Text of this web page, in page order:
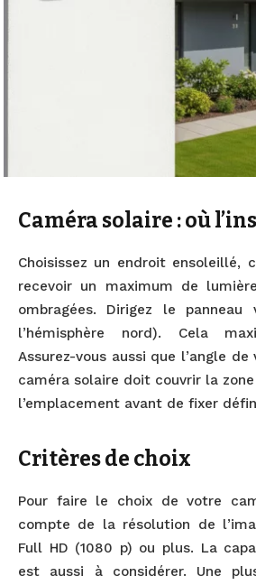
Caméra solaire : où
Choisissez un endroit ensoleillé,
recevoir un maximum de
ombragées. Dirigez le
l’hémisphère nord). Cela
Assurez-vous aussi que l’angle
caméra solaire doit couvrir la
l’emplacement avant de fixer
Critères de choix
Pour faire le choix de votre
compte de la résolution de
Full HD (1080 p) ou plus. La
est aussi à considérer. Une